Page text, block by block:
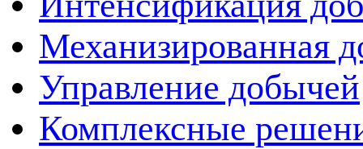
Механизированная
Управление добычей
Комплексные